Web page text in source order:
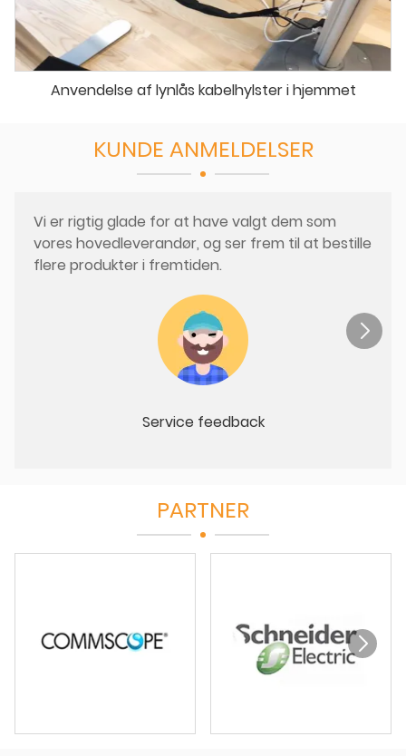
Anvendelse af lynlås kabelhylster i hjemmet
KUNDE ANMELDELSER
Vi er rigtig glade for at have valgt dem som
vores hovedleverandør, og ser frem til at bestille
flere produkter i fremtiden.
Service feedback
PARTNER